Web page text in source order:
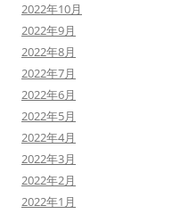
2022年10月
2022年9月
2022年8月
2022年7月
2022年6月
2022年5月
2022年4月
2022年3月
2022年2月
2022年1月